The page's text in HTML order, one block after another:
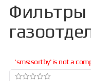
Фильтры
'sms:sortby' is not a